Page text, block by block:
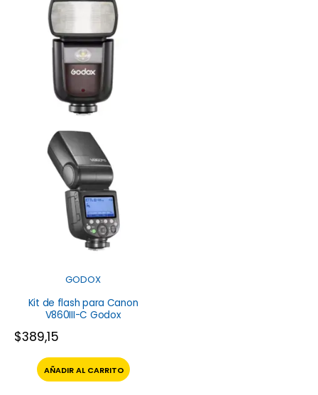
GODOX
Kit de flash para Canon
V860III-C Godox
$389,15
AÑADIR AL CARRITO